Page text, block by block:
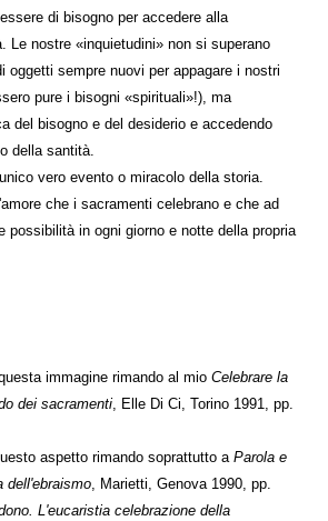
di bisogno per accedere alla
Le nostre «inquietudini» non si superano
oggetti sempre nuovi per appagare i nostri
pure i bisogni «spirituali»!), ma
del bisogno e del desiderio e accedendo
della santità.
vero evento o miracolo della storia.
che i sacramenti celebrano e che ad
possibilità in ogni giorno e notte della propria
immagine rimando al mio Celebrare la
dei sacramenti, Elle Di Ci, Torino 1991, pp.
aspetto rimando soprattutto a Parola e
dell'ebraismo, Marietti, Genova 1990, pp.
L'eucaristia celebrazione della